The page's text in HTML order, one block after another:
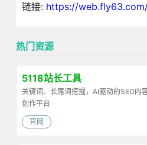
链接: https://
热门资源
5118站长工具
关键词、长尾词挖掘，AI驱动的SEO内
创作平台
官网